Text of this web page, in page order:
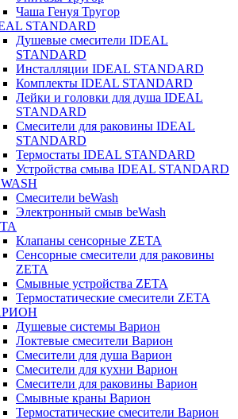
Чаша Генуя Тругор
STANDARD
Душевые смесители IDEAL
STANDARD
Инсталляции IDEAL STANDARD
Комплекты IDEAL STANDARD
Лейки и головки для душа IDEAL
STANDARD
Смесители для раковины IDEAL
STANDARD
Термостаты IDEAL STANDARD
Устройства смыва IDEAL STANDARD
Смесители beWash
Электронный смыв beWash
Клапаны сенсорные ZETA
Сенсорные смесители для раковины
ZETA
Смывные устройства ZETA
Термостатические смесители ZETA
Душевые системы Варион
Локтевые смесители Варион
Смесители для душа Варион
Смесители для кухни Варион
Смесители для раковины Варион
Смывные краны Варион
Термостатические смесители Варион